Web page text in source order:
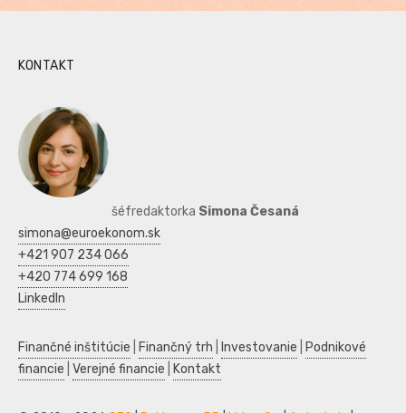
KONTAKT
šéfredaktorka Simona Česaná
simona@euroekonom.sk
+421 907 234 066
+420 774 699 168
LinkedIn
Finančné inštitúcie Finančný trh Investovanie
Podnikové
financie Verejné financie Kontakt